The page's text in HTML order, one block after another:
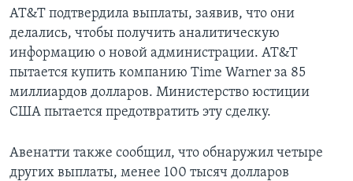
AT&T подтвердила выплаты, заявив, что они
делались, чтобы получить аналитическую
информацию о новой администрации. AT&T
пытается купить компанию Time Warner за 85
миллиардов долларов. Министерство юстиции
США пытается предотвратить эту сделку.
Авенатти также сообщил, что обнаружил четыре
других выплаты, менее 100 тысяч долларов